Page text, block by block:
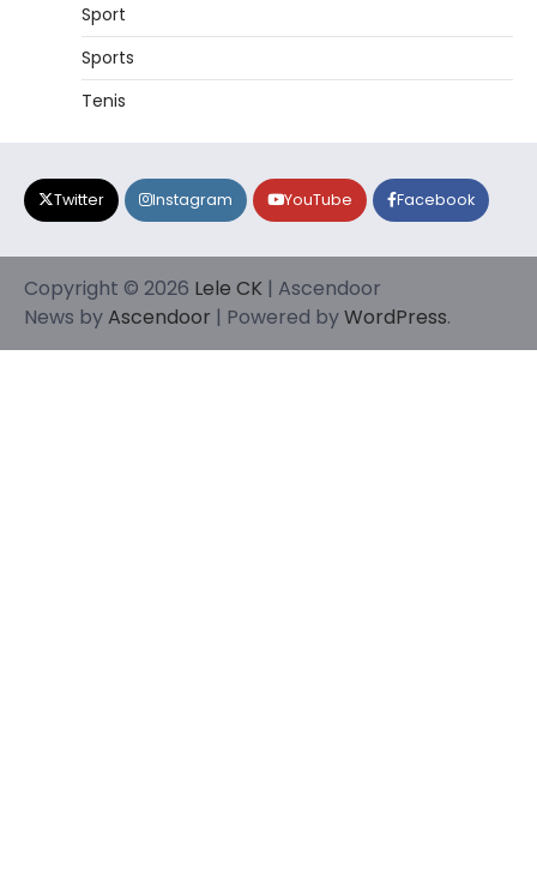
Sport
Sports
Tenis
Twitter Instagram YouTube Facebook
Copyright © 2026 Lele CK | Ascendoor
News byAscendoor | Powered byWordPress.